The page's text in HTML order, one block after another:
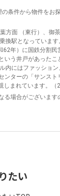
条件から物件を
面 （東行）、御
駅となっていま
年）に国鉄分割
う井戸があった
にはファッショ
ターの「サンス
しまれています。（
場合がございます
たい